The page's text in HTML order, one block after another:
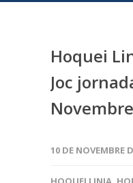
Hoquei
Joc
10 DE NOVEMBRE